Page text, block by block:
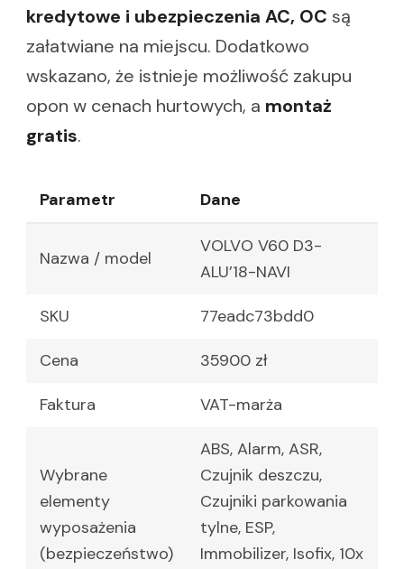
kredytowe i ubezpieczenia AC, OC są
załatwiane na miejscu. Dodatkowo
wskazano, że istnieje możliwość zakupu
opon w cenach hurtowych, a montaż
gratis.
Parametr Dane
Nazwa / model
VOLVO V60 D3-
ALU’18-NAVI
SKU 77eadc73bdd0
Cena 35900 zł
Faktura VAT-marża
Wybrane
elementy
wyposażenia
(bezpieczeństwo)
ABS, Alarm, ASR,
Czujnik deszczu,
Czujniki parkowania
tylne, ESP,
Immobilizer, Isofix, 10x